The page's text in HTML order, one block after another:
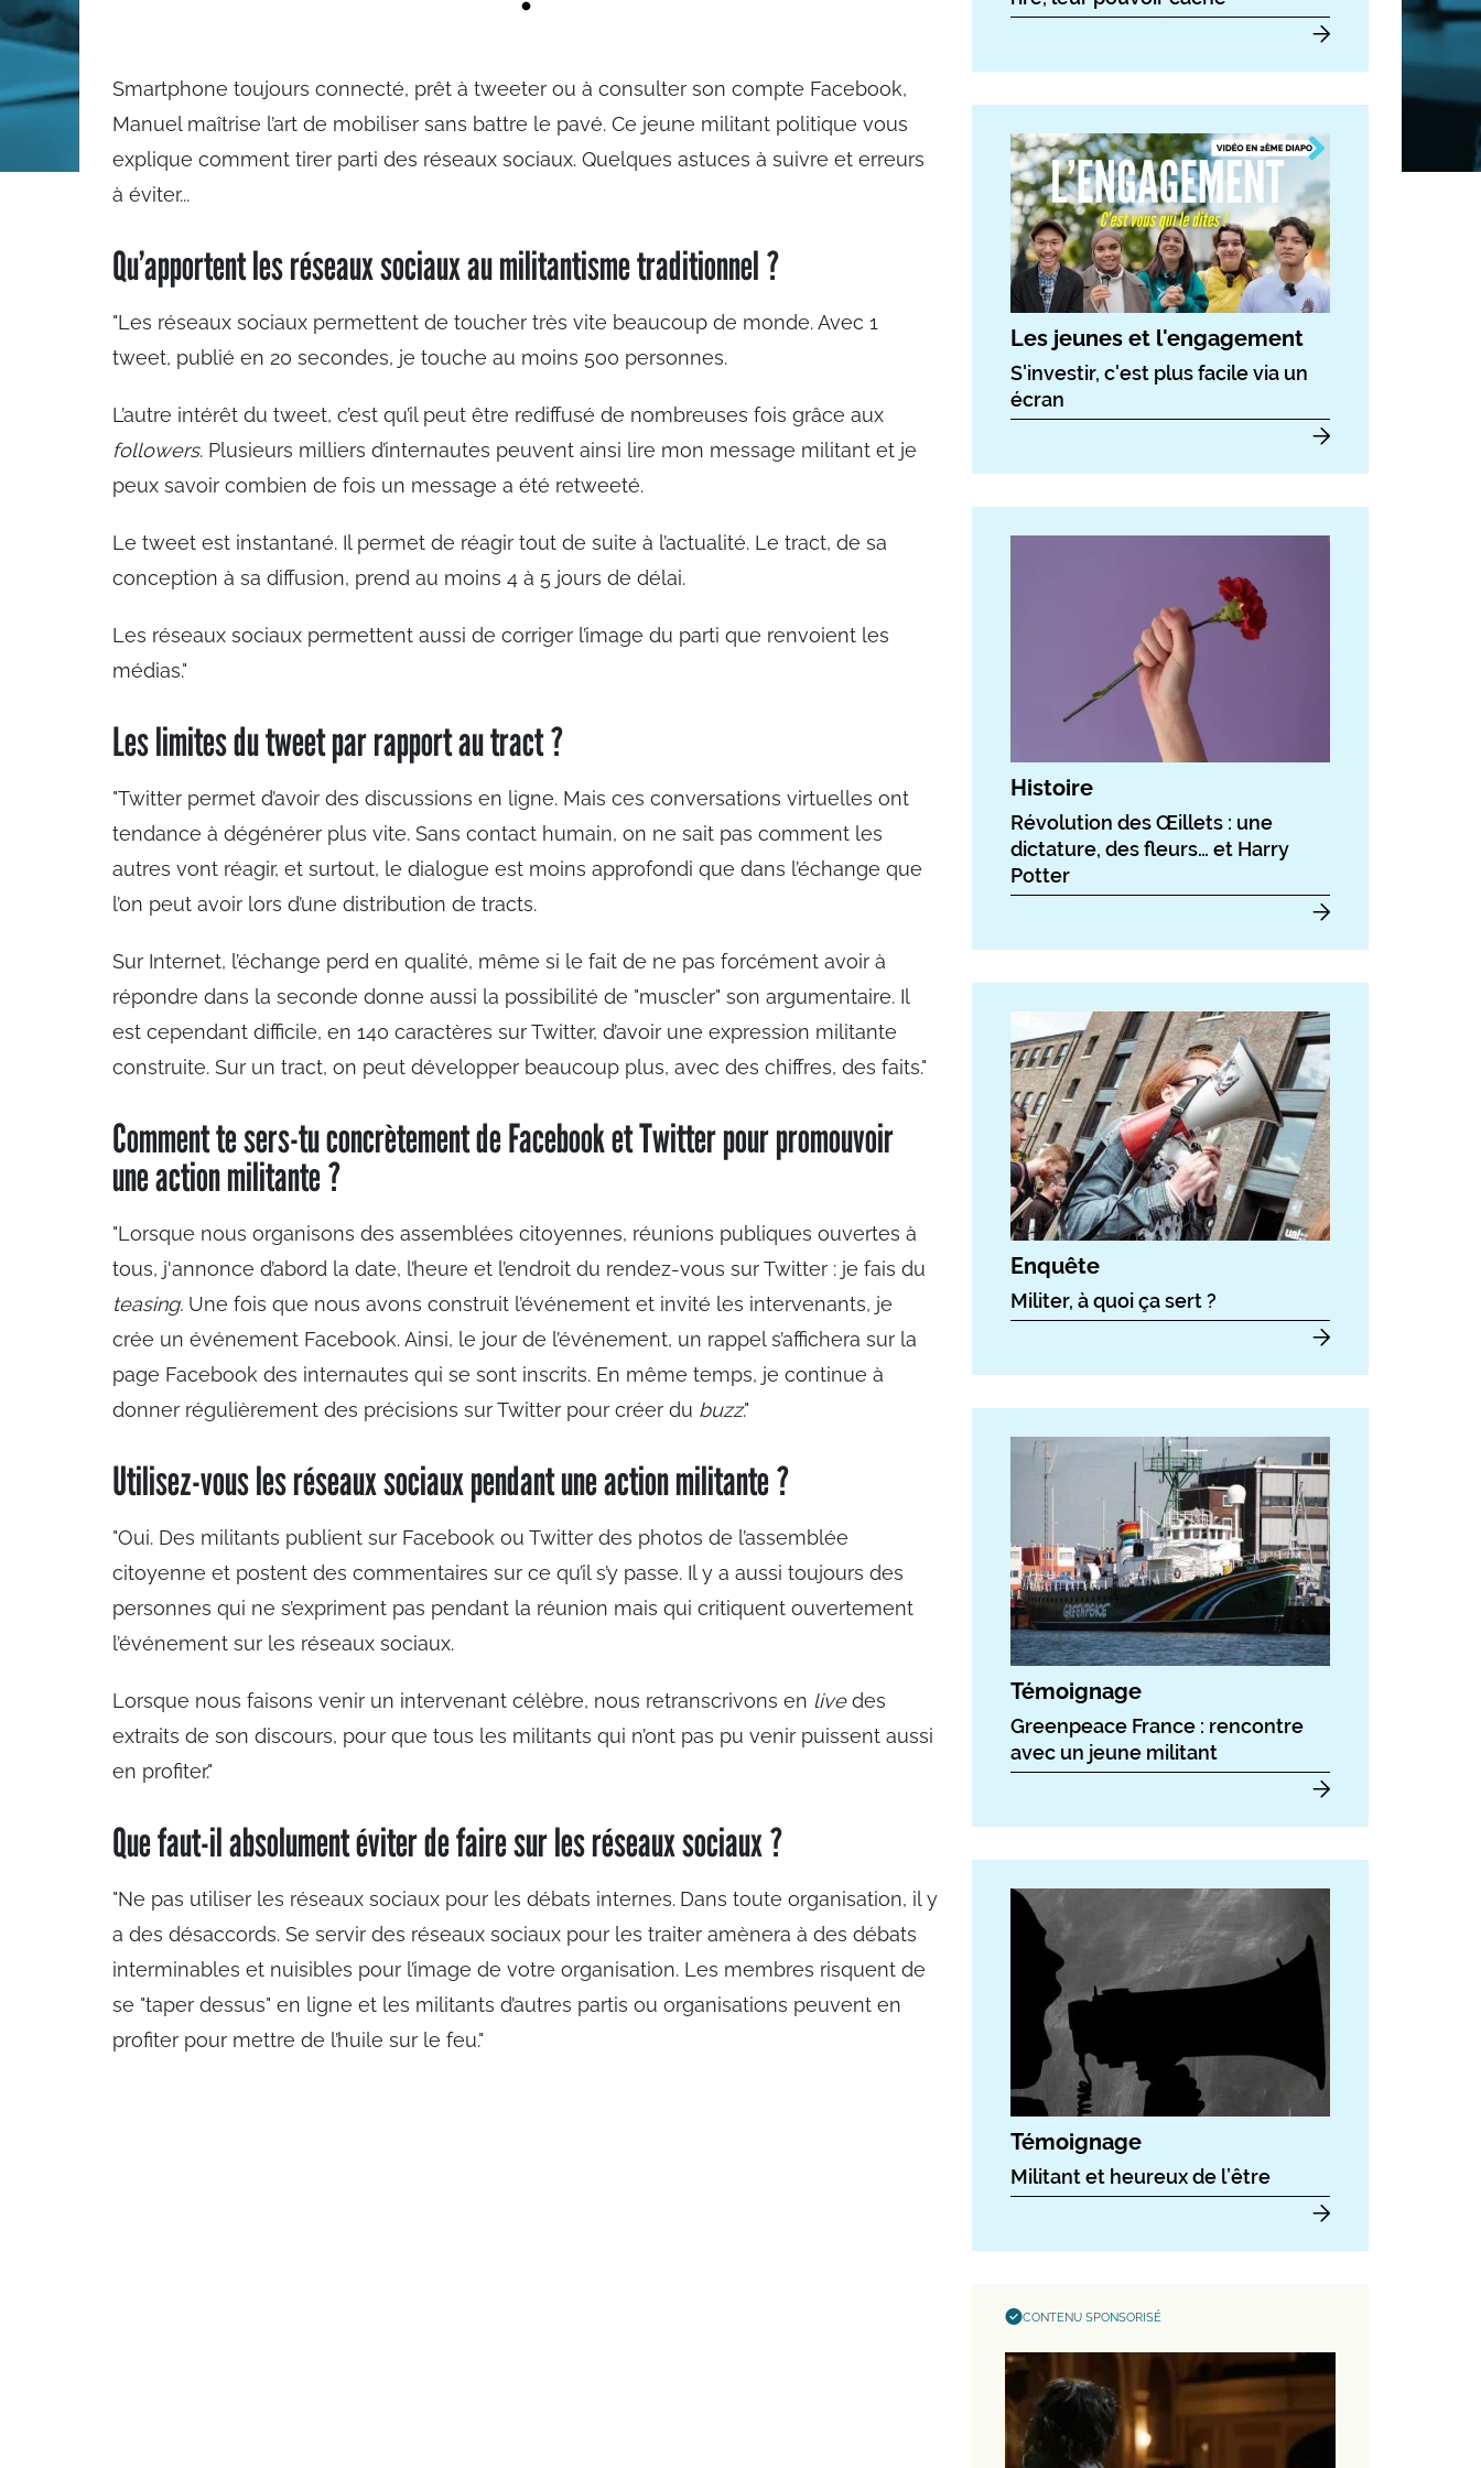
Smartphone toujours connecté, prêt à tweeter ou à consulter son compte Facebook,
Manuel maîtrise l’art de mobiliser sans battre le pavé. Ce jeune militant politique vous
explique comment tirer parti des réseaux sociaux. Quelques astuces à suivre et erreurs
à éviter...
Qu’apportent les réseaux sociaux au militantisme traditionnel ?
"Les réseaux sociaux permettent de toucher très vite beaucoup de monde. Avec 1
tweet, publié en 20 secondes, je touche au moins 500 personnes.
L’autre intérêt du tweet, c’est qu’il peut être rediffusé de nombreuses fois grâce aux
followers. Plusieurs milliers d’internautes peuvent ainsi lire mon message militant et je
peux savoir combien de fois un message a été retweeté.
Le tweet est instantané. Il permet de réagir tout de suite à l’actualité. Le tract, de sa
conception à sa diffusion, prend au moins 4 à 5 jours de délai.
Les réseaux sociaux permettent aussi de corriger l’image du parti que renvoient les
médias."
Les limites du tweet par rapport au tract ?
"Twitter permet d’avoir des discussions en ligne. Mais ces conversations virtuelles ont
tendance à dégénérer plus vite. Sans contact humain, on ne sait pas comment les
autres vont réagir, et surtout, le dialogue est moins approfondi que dans l’échange que
l’on peut avoir lors d’une distribution de tracts.
Sur Internet, l’échange perd en qualité, même si le fait de ne pas forcément avoir à
répondre dans la seconde donne aussi la possibilité de "muscler" son argumentaire. Il
est cependant difficile, en 140 caractères sur Twitter, d’avoir une expression militante
construite. Sur un tract, on peut développer beaucoup plus, avec des chiffres, des faits."
Comment te sers-tu concrètement de Facebook et Twitter pour promouvoir
une action militante ?
"Lorsque nous organisons des assemblées citoyennes, réunions publiques ouvertes à
tous, j'annonce d’abord la date, l’heure et l’endroit du rendez-vous sur Twitter : je fais du
teasing. Une fois que nous avons construit l’événement et invité les intervenants, je
crée un événement Facebook. Ainsi, le jour de l’événement, un rappel s’affichera sur la
page Facebook des internautes qui se sont inscrits. En même temps, je continue à
donner régulièrement des précisions sur Twitter pour créer du buzz."
Utilisez-vous les réseaux sociaux pendant une action militante ?
"Oui. Des militants publient sur Facebook ou Twitter des photos de l’assemblée
citoyenne et postent des commentaires sur ce qu’il s’y passe. Il y a aussi toujours des
personnes qui ne s’expriment pas pendant la réunion mais qui critiquent ouvertement
l’événement sur les réseaux sociaux.
Lorsque nous faisons venir un intervenant célèbre, nous retranscrivons en livedes
extraits de son discours, pour que tous les militants qui n’ont pas pu venir puissent aussi
en profiter."
Que faut-il absolument éviter de faire sur les réseaux sociaux ?
"Ne pas utiliser les réseaux sociaux pour les débats internes. Dans toute organisation, il y
a des désaccords. Se servir des réseaux sociaux pour les traiter amènera à des débats
interminables et nuisibles pour l’image de votre organisation. Les membres risquent de
se "taper dessus" en ligne et les militants d’autres partis ou organisations peuvent en
profiter pour mettre de l’huile sur le feu."
Les jeunes et l'engagement
S'investir, c'est plus facile via un
écran
Histoire
Révolution des Œillets : une
dictature, des fleurs… et Harry
Potter
Enquête
Militer, à quoi ça sert ?
Témoignage
Greenpeace France : rencontre
avec un jeune militant
Témoignage
Militant et heureux de l’être
CONTENU SPONSORISÉ